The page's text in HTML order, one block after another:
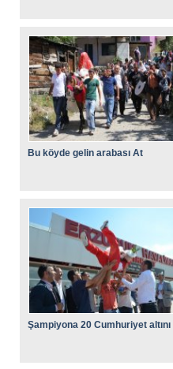
Bu köyde gelin arabası At
Şampiyona 20 Cumhuriyet altını